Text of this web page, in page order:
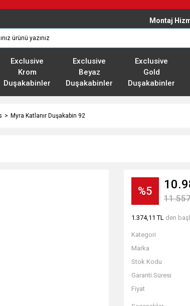
Montaj
Exclusive
Krom
Duşakabinler
Exclusive
Beyaz
Duşakabinler
Exclusive
Gold
Duşakabinler
Myra Katlanır Duşakabin 92
%5
1.374,11 TL den
Kategori
Marka
Stok Kodu
Garanti Süresi
Fiyat